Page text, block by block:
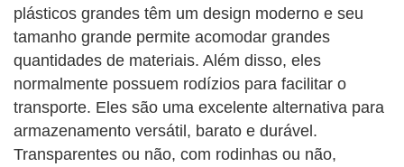
plásticos grandes têm um design moderno e seu
tamanho grande permite acomodar grandes
quantidades de materiais. Além disso, eles
normalmente possuem rodízios para facilitar o
transporte. Eles são uma excelente alternativa para
armazenamento versátil, barato e durável.
Transparentes ou não, com rodinhas ou não,